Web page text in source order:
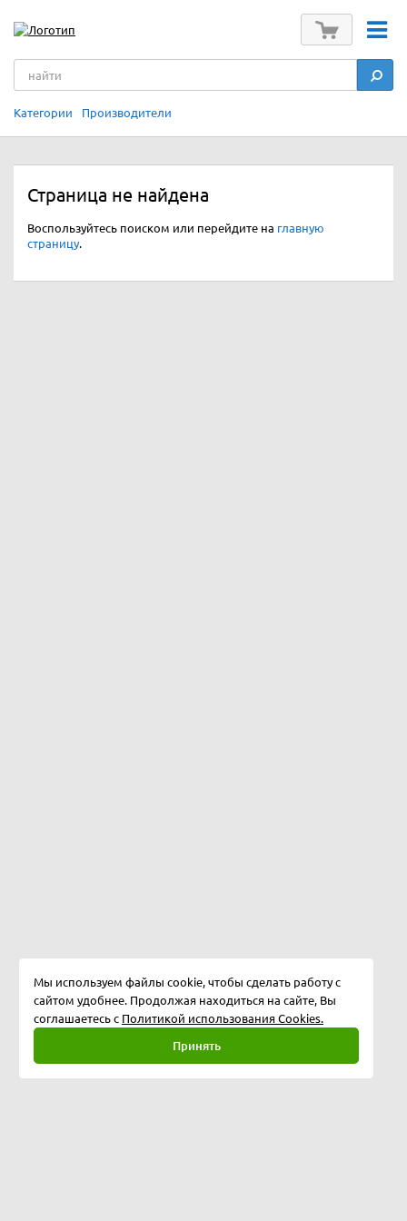
Категории Производители
Страница не найдена
Воспользуйтесь поиском или перейдите на главную
страницу.
Мы используем файлы cookie, чтобы сделать работу с
сайтом удобнее. Продолжая находиться на сайте, Вы
соглашаетесь с Политикой использования Cookies.
Принять